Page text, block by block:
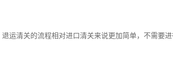
运清关的流程相对进口清关来说更加简单，不需要